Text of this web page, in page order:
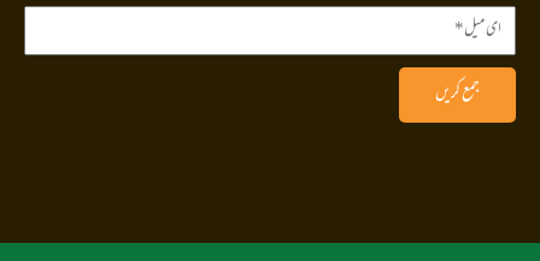
جمع کریں